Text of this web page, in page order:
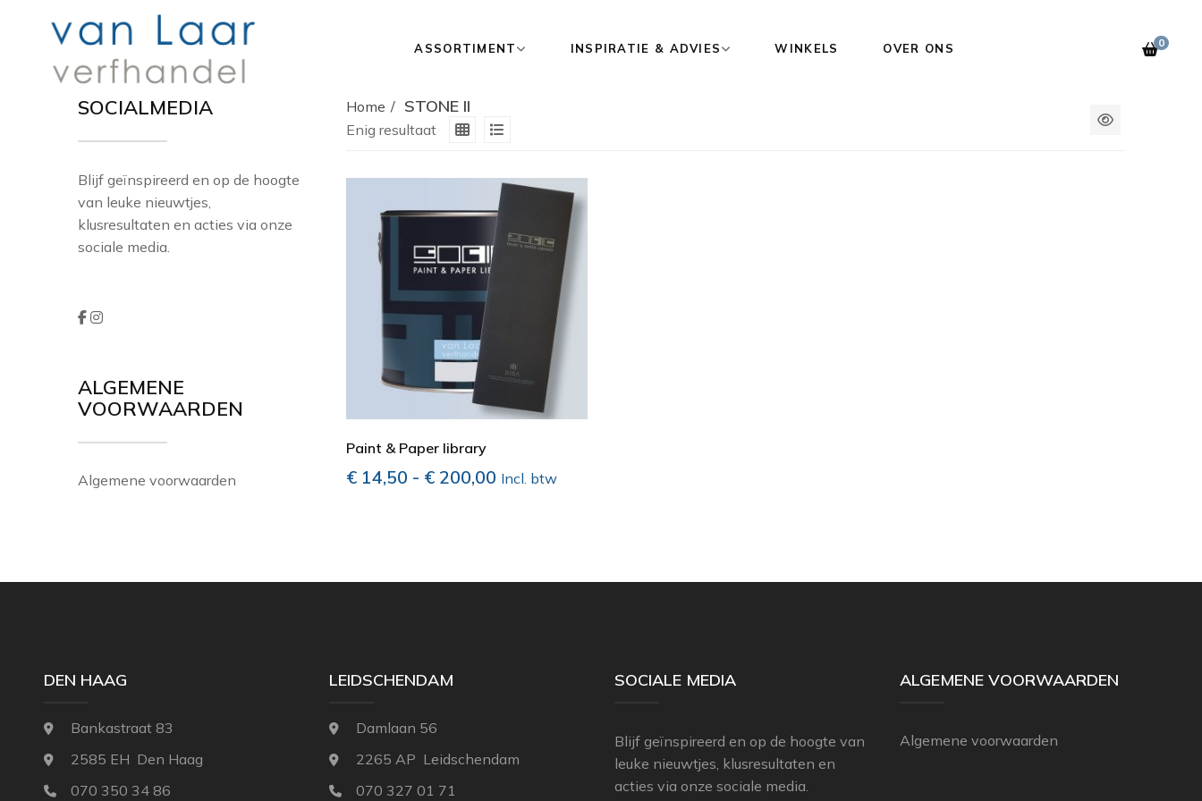
ASSORTIMENT INSPIRATIE & ADVIES WINKELS OVER ONS 0
Home STONE II
Enig resultaat
Paint & Paper library
€ 14,50 - € 200,00 Prijsklasse:
Incl. btw
SOCIALMEDIA
Blijf geïnspireerd en op de hoogte
van leuke nieuwtjes,
klusresultaten en acties via onze
sociale media.
ALGEMENE
VOORWAARDEN
Algemene voorwaarden
DEN HAAG
Bankastraat 83
2585 EH Den Haag
070 350 34 86
LEIDSCHENDAM
Damlaan 56
2265 AP Leidschendam
070 327 01 71
SOCIALE MEDIA
Blijf geïnspireerd en op de hoogte van
leuke nieuwtjes, klusresultaten en
acties via onze sociale media.
ALGEMENE VOORWAARDEN
Algemene voorwaarden